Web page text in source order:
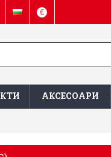
€
АКСЕСОАРИ